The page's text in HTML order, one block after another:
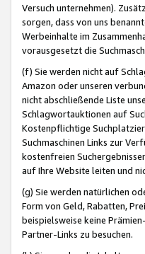
Versuch unternehmen).
sorgen, dass von uns
Werbeinhalte im
vorausgesetzt die
(f) Sie werden nicht auf
Amazon oder unseren
nicht abschließende Liste
Schlagwortauktionen auf
Kostenpflichtige
Suchmaschinen Links zur
kostenfreien
auf Ihre Website leiten und
(g) Sie werden natürlichen
Form von Geld, Rabatten,
beispielsweise keine
Partner-Links zu besuchen.